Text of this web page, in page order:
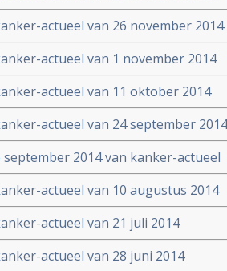
actueel van 26 november 2014
actueel van 1 november 2014
actueel van 11 oktober 2014
actueel van 24 september 2014
2014 van kanker-actueel
actueel van 10 augustus 2014
actueel van 21 juli 2014
actueel van 28 juni 2014